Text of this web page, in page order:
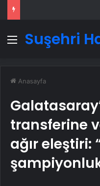
Menü
Suşehri
Anasayfa
transferine
ağır eleştiri: